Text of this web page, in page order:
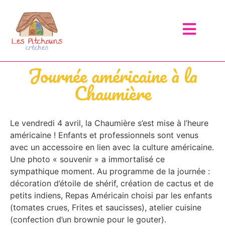
Journée américaine à la
Chaumière
Le vendredi 4 avril, la Chaumière s’est mise à l’heure
américaine ! Enfants et professionnels sont venus
avec un accessoire en lien avec la culture américaine.
Une photo « souvenir » a immortalisé ce
sympathique moment. Au programme de la journée :
décoration d’étoile de shérif, création de cactus et de
petits indiens, Repas Américain choisi par les enfants
(tomates crues, Frites et saucisses), atelier cuisine
(confection d’un brownie pour le gouter).